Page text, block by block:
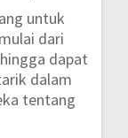
untuk
dari
dapat
dalam
tentang